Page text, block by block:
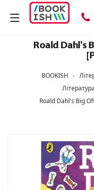
Roald Dahl's
BOOKISH -
Roald Dahl's Big